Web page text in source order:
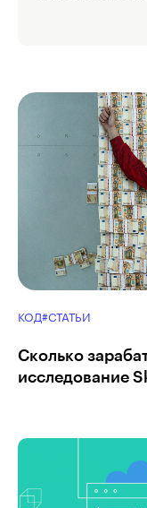
КОД#СТАТЬИ
Сколько
исследование